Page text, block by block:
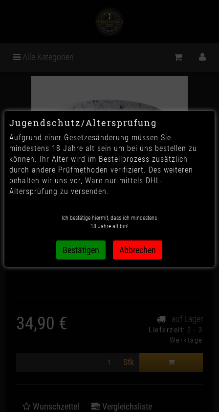
Alle Kategorien
White
34,90 € auf Lager
Lieferzeit: 2 - 3
Werktage
Stk
Wunschzettel
Vergleichsliste
Jugendschutz/Altersprüfung
Aufgrund einer Gesetzesänderung müssen Sie
mindestens 18 Jahre alt sein um bei uns bestellen zu
können. Ihr Alter wird im Bestellprozess zusätzlich
durch andere Prüfmethoden verifiziert. Des weiteren
behalten wir uns vor, Ware nur mittels DHL-
Altersprüfung zu versenden.
Ich bestätige hiermit, dass ich mindestens
18 Jahre alt bin!